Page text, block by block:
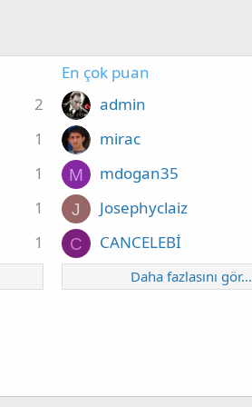
2
1
1
1
1
En çok puan
admin
mirac
M mdogan35
J Josephyclaiz
C CANCELEBİ
Daha fazlasını gör…